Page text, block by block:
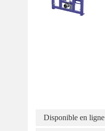
Disponible en ligne